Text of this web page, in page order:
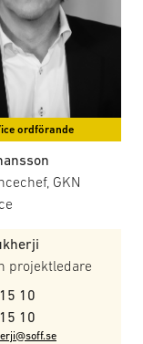
i anslutning till
ordförande
GKN
projektledare
10
10